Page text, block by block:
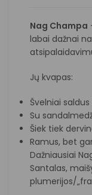
Nag Champa
labai dažnai
Jų kvapas:
Švelniai saldus
Su
Šiek tiek
Ramus, bet
Dažniausiai
Santalas,
plumerijos/